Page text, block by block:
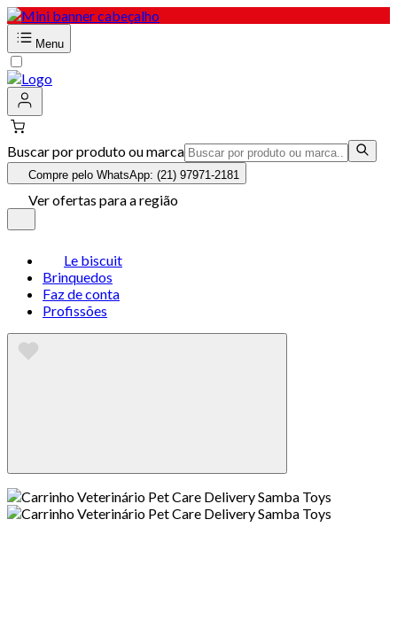
Menu
Buscar por produto ou marca
Compre pelo WhatsApp: (21) 97971-2181
Ver ofertas para a região
Le biscuit
Brinquedos
Faz de conta
Profissões